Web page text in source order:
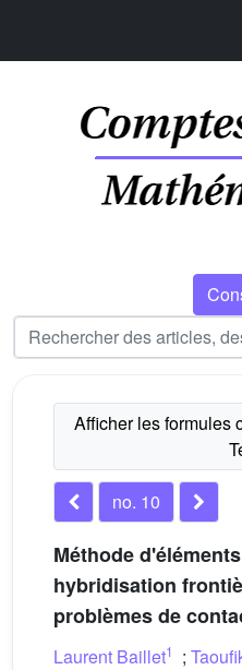
no. 10
Méthode
hybridisation
problèmes de
Laurent Baillet1 ;